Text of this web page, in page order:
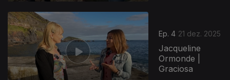
Ep. 4 21 dez. 2025
Jacqueline
Ormonde |
Graciosa